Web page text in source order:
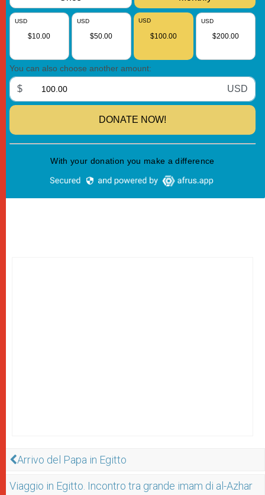
Arrivo del Papa in Egitto
Viaggio in Egitto. Incontro tra grande imam di al-Azhar